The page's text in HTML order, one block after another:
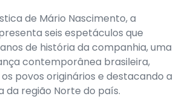
de Mário Nascimento, a
seis espetáculos que
de história da companhia, uma
contemporânea brasileira,
povos originários e destacando a
da região Norte do país.